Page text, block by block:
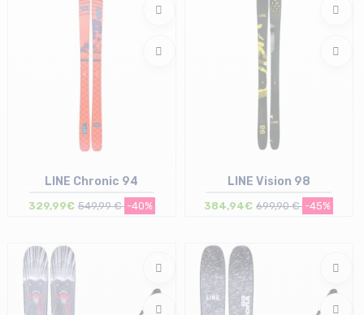
Taille en stock
LINE Chronic 94
329,99€ 549,99 € -40%
Taille en stock
LINE Vision 98
384,94€ 699,90 € -45%